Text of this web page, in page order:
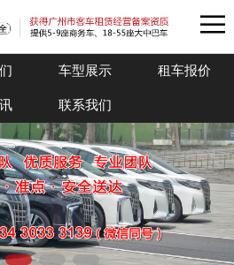
车型展示 租车报价
联系我们